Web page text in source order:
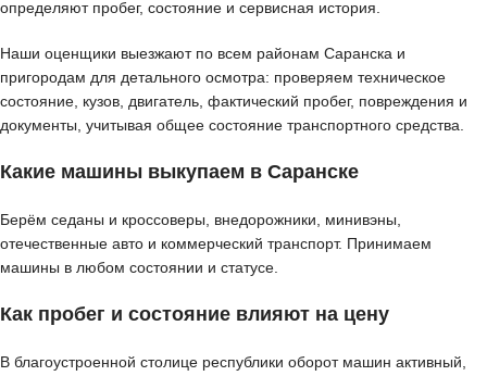
определяют пробег, состояние и сервисная история.
Наши оценщики выезжают по всем районам Саранска и
пригородам для детального осмотра: проверяем техническое
состояние, кузов, двигатель, фактический пробег, повреждения и
документы, учитывая общее состояние транспортного средства.
Какие машины выкупаем в Саранске
Берём седаны и кроссоверы, внедорожники, минивэны,
отечественные авто и коммерческий транспорт. Принимаем
машины в любом состоянии и статусе.
Как пробег и состояние влияют на цену
В благоустроенной столице республики оборот машин активный,